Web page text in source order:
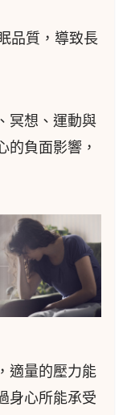
品質，導致長
冥想、運動與
的負面影響，
適量的壓力能
身心所能承受